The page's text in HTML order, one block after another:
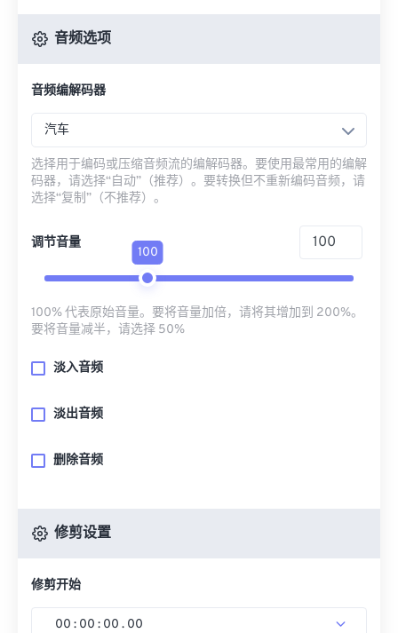
音频选项
音频编解码器
汽车
选择用于编码或压缩音频流的编解码器。要使用最常用的编解
码器，请选择“自动”（推荐）。要转换但不重新编码音频，请
选择“复制”（不推荐）。
调节音量
100
100% 代表原始音量。要将音量加倍，请将其增加到 200%。
要将音量减半，请选择 50%
淡入音频
淡出音频
删除音频
修剪设置
修剪开始
00 : 00 : 00 . 00